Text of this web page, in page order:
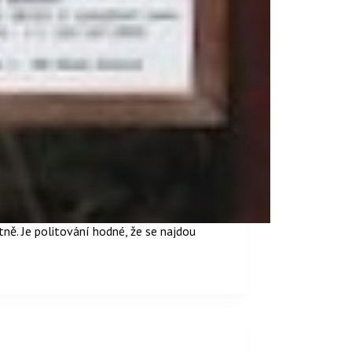
Je politování hodné, že se najdou